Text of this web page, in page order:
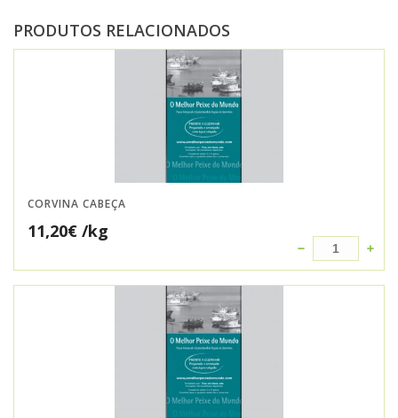
PRODUTOS RELACIONADOS
CORVINA CABEÇA
11,20€ /kg